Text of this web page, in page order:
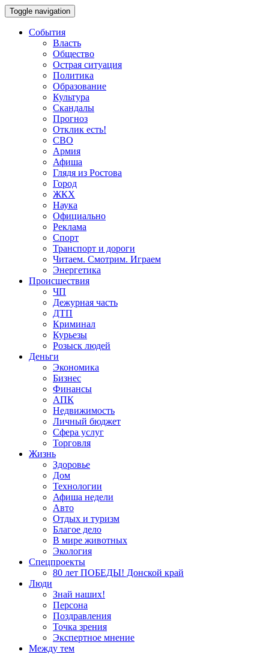
Toggle navigation
События
Власть
Общество
Острая ситуация
Политика
Образование
Культура
Скандалы
Прогноз
Отклик есть!
СВО
Армия
Афиша
Глядя из Ростова
Город
ЖКХ
Наука
Официально
Реклама
Спорт
Транспорт и дороги
Читаем. Смотрим. Играем
Энергетика
Происшествия
ЧП
Дежурная часть
ДТП
Криминал
Курьезы
Розыск людей
Деньги
Экономика
Бизнес
Финансы
АПК
Недвижимость
Личный бюджет
Сфера услуг
Торговля
Жизнь
Здоровье
Дом
Технологии
Афиша недели
Авто
Отдых и туризм
Благое дело
В мире животных
Экология
Спецпроекты
80 лет ПОБЕДЫ! Донской край
Люди
Знай наших!
Персона
Поздравления
Точка зрения
Экспертное мнение
Между тем